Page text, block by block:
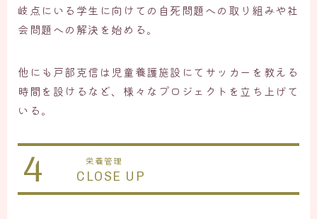
岐点にいる学生に向けての自死問題への取り組みや社
会問題への解決を始める。
他にも戸部克信は児童養護施設にてサッカーを教える
時間を設けるなど、様々なプロジェクトを立ち上げて
いる。
4 栄養管理
CLOSE UP